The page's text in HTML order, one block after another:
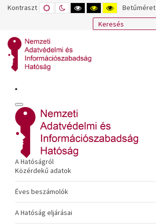
Kontraszt ALAPÉRTELMEZETT
MÓD
ÉJSZAKAI
MÓD
NAGY
KONTRASZTÚ
FEKETE-
FEHÉR
NAGY
KONTRASZTÚ
FEKETE
SÁRGA
NAGY
KONTRASZTÚ
SÁRGA
FEKETE
Betűméret
A Hatóságról
Közérdekű adatok
Éves beszámolók
A Hatóság eljárásai